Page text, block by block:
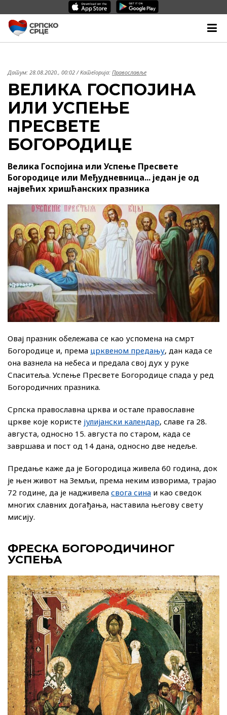
Датум: 28.08.2020., 00:02/ Категорија: Православље
ВЕЛИКА ГОСПОЈИНА
ИЛИ УСПЕЊЕ
ПРЕСВЕТЕ
БОГОРОДИЦЕ
Велика Госпојина или Успење Пресвете
Богородице или Међудневница... један је од
највећих хришћанских празника
Овај празник обележава се као успомена на смрт
Богородице и, према црквеном предању, дан када се
она вазнела на небеса и предала свој дух у руке
Спаситеља. Успење Пресвете Богородице спада у ред
Богородичних празника.
Српска православна црква и остале православне
цркве које користе јулијански календар, славе га 28.
августа, односно 15. августа по старом, када се
завршава и пост од 14 дана, односно две недеље.
Предање каже да је Богородица живела 60 година, док
је њен живот на Земљи, према неким изворима, трајао
72 године, да је надживела свога сина и као сведок
многих славних догађања, наставила његову свету
мисију.
ФРЕСКА БОГОРОДИЧИНОГ
УСПЕЊА